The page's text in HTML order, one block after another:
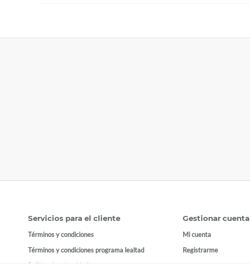
Servicios para el cliente
Términos y condiciones
Términos y condiciones programa lealtad
Gestionar cuenta
Mi cuenta
Registrarme